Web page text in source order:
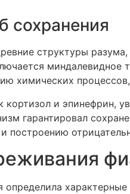
сохранения
структуры
миндалевидное
химических
и эпинефрин,
гарантировал
построению